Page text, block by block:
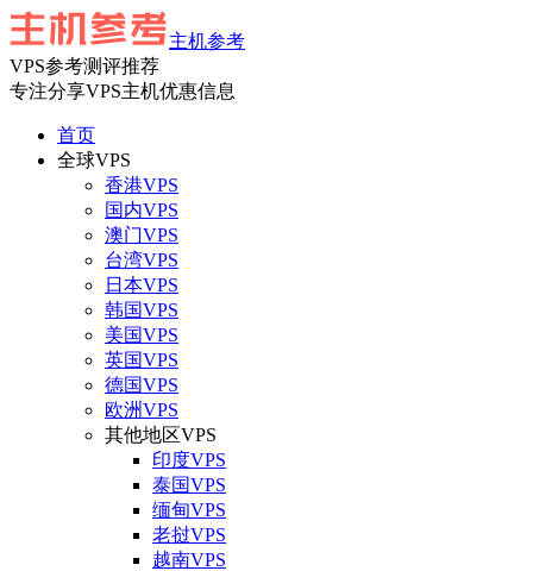
主机参考
VPS参考测评推荐
专注分享VPS主机优惠信息
首页
全球VPS
香港VPS
国内VPS
澳门VPS
台湾VPS
日本VPS
韩国VPS
美国VPS
英国VPS
德国VPS
欧洲VPS
其他地区VPS
印度VPS
泰国VPS
缅甸VPS
老挝VPS
越南VPS